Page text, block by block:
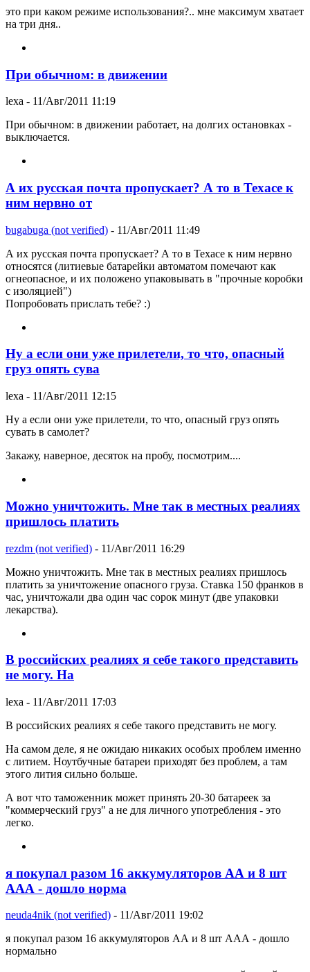
это при каком режиме использования?.. мне максимум хватает
на три дня..
При обычном: в движении
lexa - 11/Авг/2011 11:19
При обычном: в движении работает, на долгих остановках -
выключается.
А их русская почта пропускает? А то в Техасе к
ним нервно от
bugabuga (not verified) - 11/Авг/2011 11:49
А их русская почта пропускает? А то в Техасе к ним нервно
относятся (литиевые батарейки автоматом помечают как
огнеопасное, и их положено упаковывать в "прочные коробки
с изоляцией")
Попробовать прислать тебе? :)
Ну а если они уже прилетели, то что, опасный
груз опять сува
lexa - 11/Авг/2011 12:15
Ну а если они уже прилетели, то что, опасный груз опять
сувать в самолет?
Закажу, наверное, десяток на пробу, посмотрим....
Можно уничтожить. Мне так в местных реалиях
пришлось платить
rezdm (not verified) - 11/Авг/2011 16:29
Можно уничтожить. Мне так в местных реалиях пришлось
платить за уничтожение опасного груза. Ставка 150 франков в
час, уничтожали два один час сорок минут (две упаковки
лекарства).
В российских реалиях я себе такого представить
не могу. На
lexa - 11/Авг/2011 17:03
В российских реалиях я себе такого представить не могу.
На самом деле, я не ожидаю никаких особых проблем именно
с литием. Ноутбучные батареи приходят без проблем, а там
этого лития сильно больше.
А вот что таможенник может принять 20-30 батареек за
"коммерческий груз" а не для личного употребления - это
легко.
я покупал разом 16 аккумуляторов АА и 8 шт
ААА - дошло норма
neuda4nik (not verified) - 11/Авг/2011 19:02
я покупал разом 16 аккумуляторов АА и 8 шт ААА - дошло
нормально